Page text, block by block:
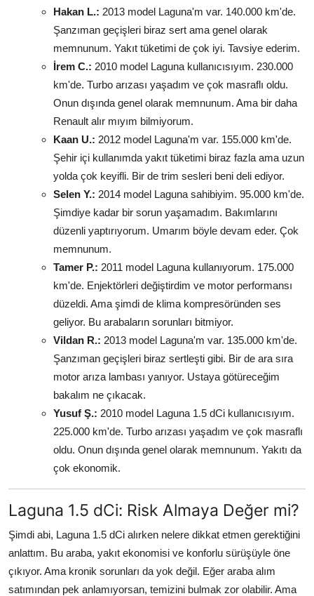
Hakan L.: 2013 model Laguna'm var. 140.000 km'de.
Şanzıman geçişleri biraz sert ama genel olarak
memnunum. Yakıt tüketimi de çok iyi. Tavsiye ederim.
İrem C.: 2010 model Laguna kullanıcısıyım. 230.000
km'de. Turbo arızası yaşadım ve çok masraflı oldu.
Onun dışında genel olarak memnunum. Ama bir daha
Renault alır mıyım bilmiyorum.
Kaan U.: 2012 model Laguna'm var. 155.000 km'de.
Şehir içi kullanımda yakıt tüketimi biraz fazla ama uzun
yolda çok keyifli. Bir de trim sesleri beni deli ediyor.
Selen Y.: 2014 model Laguna sahibiyim. 95.000 km'de.
Şimdiye kadar bir sorun yaşamadım. Bakımlarını
düzenli yaptırıyorum. Umarım böyle devam eder. Çok
memnunum.
Tamer P.: 2011 model Laguna kullanıyorum. 175.000
km'de. Enjektörleri değiştirdim ve motor performansı
düzeldi. Ama şimdi de klima kompresöründen ses
geliyor. Bu arabaların sorunları bitmiyor.
Vildan R.: 2013 model Laguna'm var. 135.000 km'de.
Şanzıman geçişleri biraz sertleşti gibi. Bir de ara sıra
motor arıza lambası yanıyor. Ustaya götüreceğim
bakalım ne çıkacak.
Yusuf Ş.: 2010 model Laguna 1.5 dCi kullanıcısıyım.
225.000 km'de. Turbo arızası yaşadım ve çok masraflı
oldu. Onun dışında genel olarak memnunum. Yakıtı da
çok ekonomik.
Laguna 1.5 dCi: Risk Almaya Değer mi?
Şimdi abi, Laguna 1.5 dCi alırken nelere dikkat etmen gerektiğini
anlattım. Bu araba, yakıt ekonomisi ve konforlu sürüşüyle öne
çıkıyor. Ama kronik sorunları da yok değil. Eğer araba alım
satımından pek anlamıyorsan, temizini bulmak zor olabilir. Ama